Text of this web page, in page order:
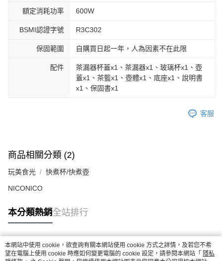
額定消耗功率 600W
BSMI認證字號 R3C302
保固範圍 自購買日起一年，人為因素不在此限
配件
茶漏器杯蓋x1、茶漏器x1、玻璃杯x1、壺
蓋x1、茶籃x1、壺體x1、底座x1、說明書
x1、保固書x1
客服
商品相關分類 (2)
玩美食光 快煮杯/快煮壺
NICONICO
本分類熱銷全站排行
熱門標籤
本網站中使用 cookie，欲查詢有關本網站使用 cookie 方式之詳情，及若您不希
望在電腦上使用 cookie 時應如何變更電腦的 cookie 設定，請參閱本網站「 隱私